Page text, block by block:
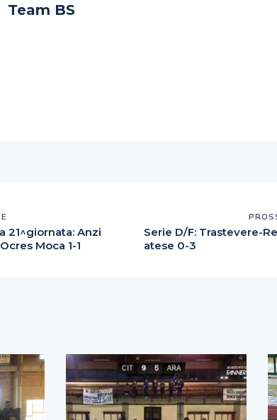
Team BS
21^giornata: Anzi
Moca 1-1
Serie D/F: Trastevere-
atese 0-3